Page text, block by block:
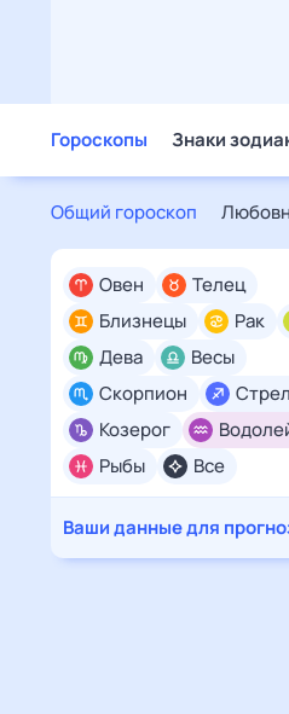
Гороскопы Знаки
Общий гороскоп
Все
Овен
Телец
Близнецы
Рак
Дева
Весы
Скорпион
Козерог
Рыбы
Ваши данные для